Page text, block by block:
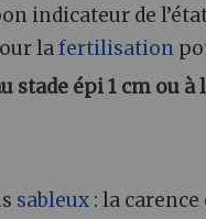
indicateur de
lafertilisation
stade épi 1 cm ou à
sableux : la